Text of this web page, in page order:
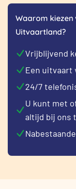
Waarom
Uitvaartland?
Vrijblijvend
Een uitvaart
24/7
U kunt met
altijd bij ons